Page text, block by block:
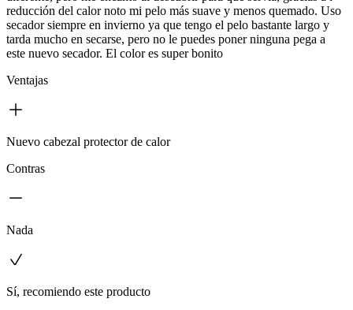
reducción del calor noto mi pelo más suave y menos quemado. Uso
secador siempre en invierno ya que tengo el pelo bastante largo y
tarda mucho en secarse, pero no le puedes poner ninguna pega a
este nuevo secador. El color es super bonito
Ventajas
Nuevo cabezal protector de calor
Contras
Nada
Sí, recomiendo este producto